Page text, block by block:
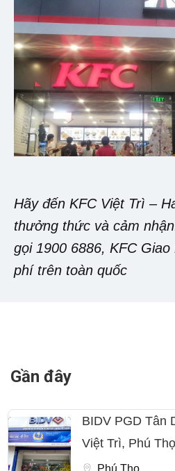
Hãy đến KFC Việt Trì –
thưởng thức và cảm
gọi 1900 6886, KFC
phí trên toàn quốc
Gần đây
BIDV PGD Tân
Việt Trì, Phú Thọ
Phú Thọ